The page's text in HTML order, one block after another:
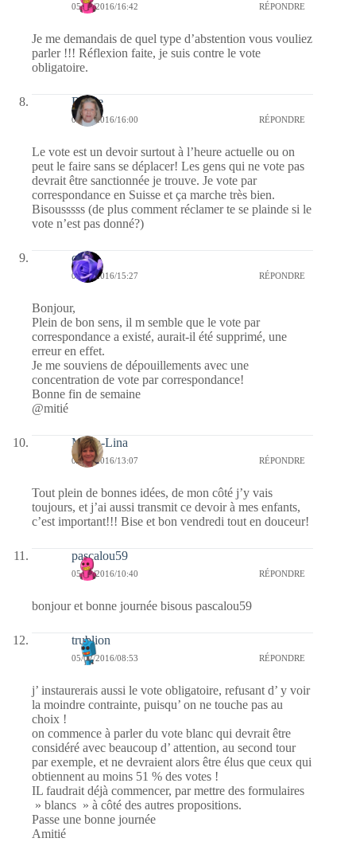
05/02/2016/16:42 RÉPONDRE
Je me demandais de quel type d’abstention vous vouliez
parler !!! Réflexion faite, je suis contre le vote
obligatoire.
Renee
05/02/2016/16:00 RÉPONDRE
Le vote est un devoir surtout à l’heure actuelle ou on
peut le faire sans se déplacer! Les gens qui ne vote pas
devrait être sanctionnée je trouve. Je vote par
correspondance en Suisse et ça marche très bien.
Bisousssss (de plus comment réclamer te se plainde si le
vote n’est pas donné?)
covix
05/02/2016/15:27 RÉPONDRE
Bonjour,
Plein de bon sens, il m semble que le vote par
correspondance a existé, aurait-il été supprimé, une
erreur en effet.
Je me souviens de dépouillements avec une
concentration de vote par correspondance!
Bonne fin de semaine
@mitié
Maria-Lina
05/02/2016/13:07 RÉPONDRE
Tout plein de bonnes idées, de mon côté j’y vais
toujours, et j’ai aussi transmit ce devoir à mes enfants,
c’est important!!! Bise et bon vendredi tout en douceur!
pascalou59
05/02/2016/10:40 RÉPONDRE
bonjour et bonne journée bisous pascalou59
trublion
05/02/2016/08:53 RÉPONDRE
j’ instaurerais aussi le vote obligatoire, refusant d’ y voir
la moindre contrainte, puisqu’ on ne touche pas au
choix !
on commence à parler du vote blanc qui devrait être
considéré avec beaucoup d’ attention, au second tour
par exemple, et ne devraient alors être élus que ceux qui
obtiennent au moins 51 % des votes !
IL faudrait déjà commencer, par mettre des formulaires
» blancs » à côté des autres propositions.
Passe une bonne journée
Amitié